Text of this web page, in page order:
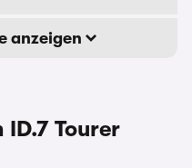
anzeigen
Tourer